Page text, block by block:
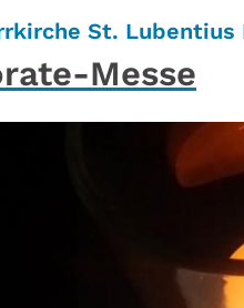
St. Lubentius
Messe